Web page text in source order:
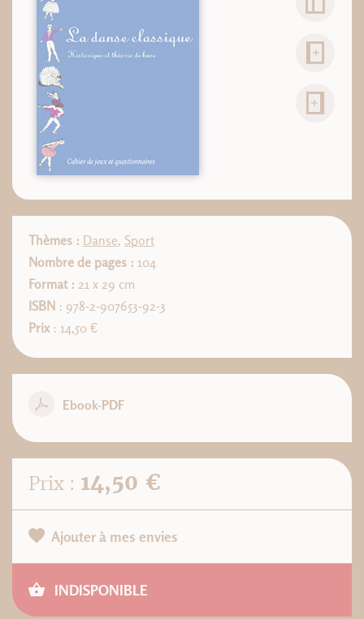
Thèmes : Danse, Sport
Nombre de pages : 104
Format : 21 x 29 cm
ISBN : 978-2-907653-92-3
Prix: 14,50 €
Ebook-PDF
Prix : 14,50 €
Ajouter à mes envies
INDISPONIBLE